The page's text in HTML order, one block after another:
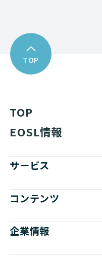
TOP
TOP
EOSL情報
サービス
コンテンツ
企業情報